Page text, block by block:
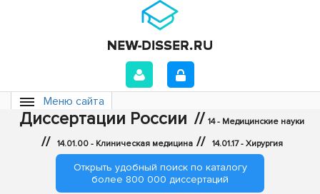
Меню сайта
Диссертации России // 14 - Медицинские науки
// 14.01.00 - Клиническая медицина // 14.01.17 - Хирургия
Открыть удобный поиск по каталогу
более 800 000 диссертаций